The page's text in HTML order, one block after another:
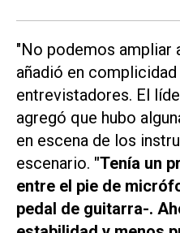
"No podemos ampliar
añadió en
entrevistadores. El
agregó que hubo
en escena de los
escenario. "Tenía un
entre el pie de
pedal de guitarra-.